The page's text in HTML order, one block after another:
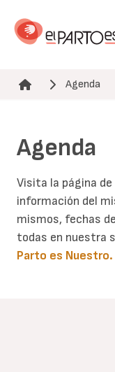
contenido
Ruta de navegación
Agenda
Agenda
Visita la página
información del
mismos, fechas
todas en nuestra
Parto es Nuestro.